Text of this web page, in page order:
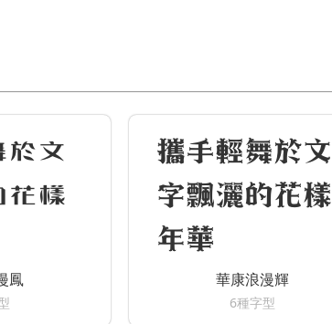
於文
花樣
鳳
攜手輕舞於文
字飄灑的花樣
年華
華康浪漫輝
6種字型